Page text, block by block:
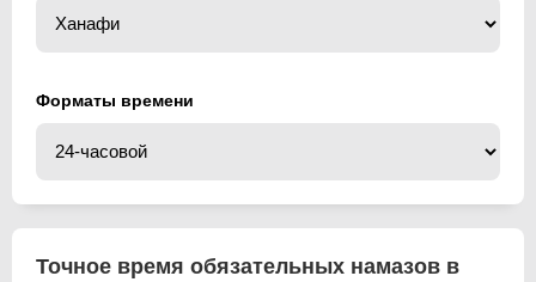
Форматы времени
Точное время обязательных намазов в